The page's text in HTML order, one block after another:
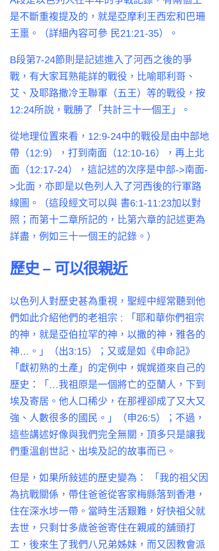
是不斷重複提及的，就是亞摩利王西宏和巴珊
王噩。（詳細內容可參 民21:21-35）。
B段第7-24節則是記述進入了河西之後的爭
戰，有大家耳熟能詳的戰役，比喻耶利哥、
艾、及耶路撒冷王聯軍（五王）等的戰役，按
12:24所說，戰勝了「 共計三十一個王」 。
從地理位置來看，12:9-24中的戰役是由中部地
帶 （12:9），打到 南面 （12:10-16），再上北
面 （12:17-24），這記述的次序是中部->南面-
>北面，亦即是以色列人 入了河西後的行軍路
線圖 。（這段經文可以與 書6:1-11:23加以對
照；而第十二章所記的，比第六章的記述更為
詳盡，例如三十一個王的記錄。）
歷史 – 可以很親近
以色列人對歷史甚為重視，聖經中經常聽到他
們如此介紹他們的老祖宗 :
「耶和華你們祖宗
的神，就是亞伯拉罕的神，以撒的神，雅各的
神…。」（出3:15）；又或是如《申命記》
「獻初熟的土產」的定例中，娓娓道來自己的
歷史：「…我祖原是一個將亡的亞蘭人，下到
埃及寄居。他人口稀少，在那裡卻成了又大又
強、人數很多的國民。」（申26:5）；不過，
這些講述好像與我們完全無關，頂多只是讓我
們重溫創世記、出埃及記的故事而已。
但是，如果所敍述的歷史變為： 「我的祖父因
為抗戰關係，帶住爸爸從客家梅縣落到香港，
住在深水埗一帶。當時生活艱難，好快祖父就
去世，只剩廿多歲爸爸寄住在親戚的舖頭打
工，後來生了我們八兄弟姊妹，而又因教會派